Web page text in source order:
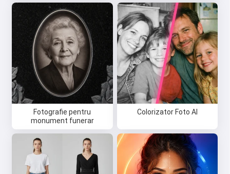
Fotografie pentru
monument funerar
Colorizator Foto AI